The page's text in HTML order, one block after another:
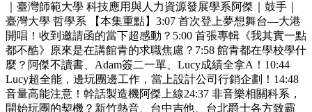
｜臺灣師範大學 科技應用與人力資源發展學系阿傑｜鼓手｜
臺灣大學 哲學系 【本集重點】3:07 首次登上夢想舞台—大港
開唱！收到邀請函的當下超感動？5:00 首張專輯《我其實一點
都不酷》原來是在講館青的求職焦慮？7:58 館青都在學校學什
麼？阿傑不讀書、Adam簽二一單、Lucy成績全拿A！10:44
Lucy超全能，邊玩團邊工作，當上設計公司行銷企劃！14:48
音量高能注意！幹話製造機阿傑上線24:37 非音樂相關科系，
開始玩團的契機？新竹熱音、台中吉他、台北爵士各方致霸